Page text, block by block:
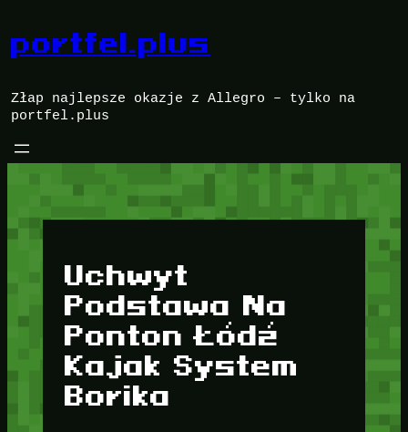
treści
portfel.plus
Złap najlepsze okazje z Allegro – tylko na
portfel.plus
Uchwyt
Podstawa Na
Ponton Łódź
Kajak System
Borika